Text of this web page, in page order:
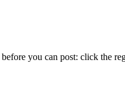
before you can post: click the